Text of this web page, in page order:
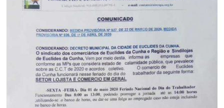
criminoso
expedido
município
Canudos,